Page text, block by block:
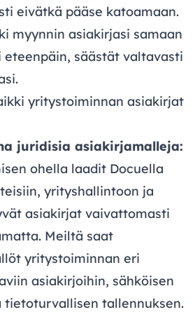
eivätkä pääse katoamaan.
myynnin asiakirjasi samaan
eteenpäin, säästät valtavasti
yritystoiminnan asiakirjat
juridisia asiakirjamalleja:
ohella laadit Docuella
yrityshallintoon ja
asiakirjat vaivattomasti
Meiltä saat
yritystoiminnan eri
asiakirjoihin, sähköisen
tallennuksen.